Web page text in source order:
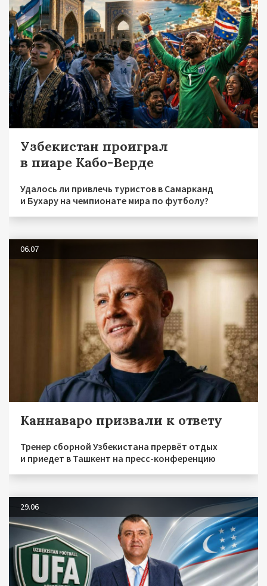
Узбекистан проиграл
в пиаре Кабо-Верде
Удалось ли привлечь туристов в Самарканд
и Бухару на чемпионате мира по футболу?
06.07
Каннаваро призвали к ответу
Тренер сборной Узбекистана прервёт отдых
и приедет в Ташкент на пресс-конференцию
29.06